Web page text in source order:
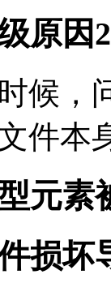
原因
候，
件本
元素
损坏